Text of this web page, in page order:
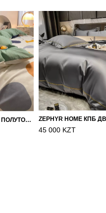
ZEPHYR HOME КПБ 1.5 ПОЛУТОРКА ЦВЕТНЫЕ КРУГИ
45 000 KZT